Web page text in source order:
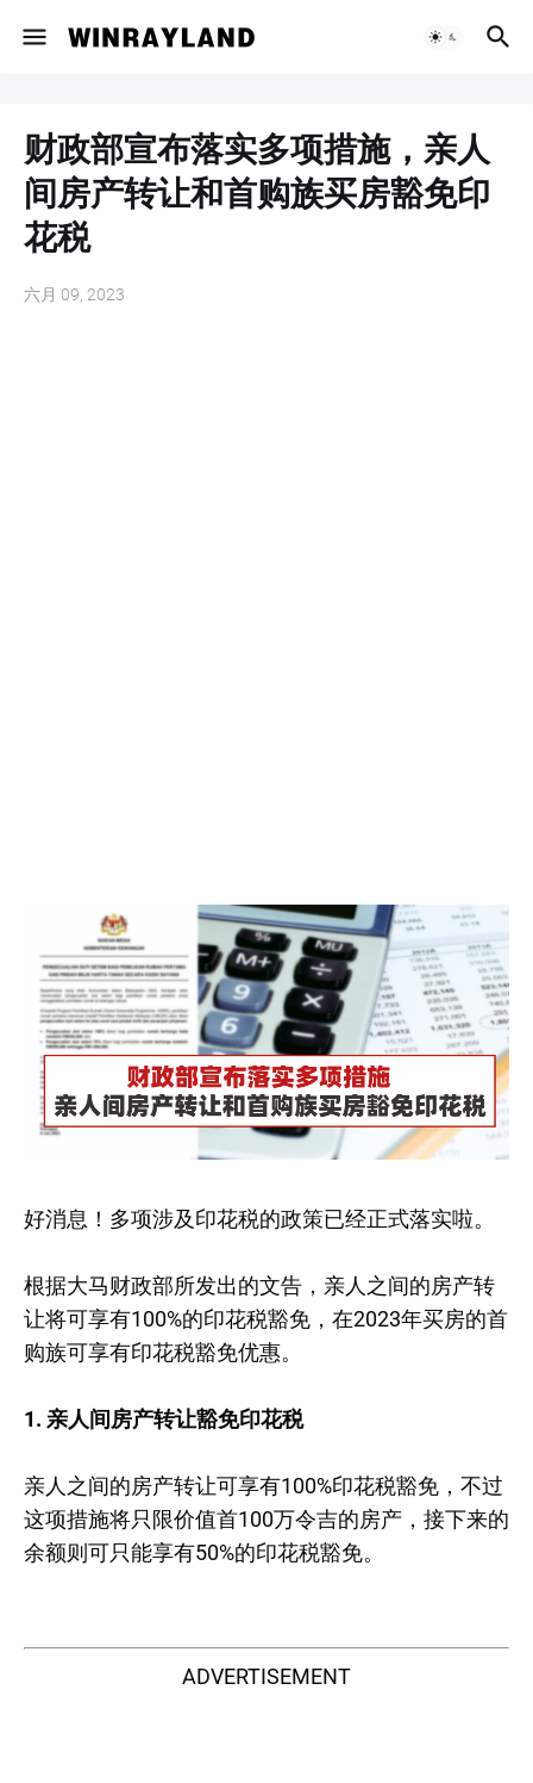
财政部宣布落实多项措施，亲人
间房产转让和首购族买房豁免印
花税
六月 09, 2023
好消息！多项涉及印花税的政策已经正式落实啦。
根据大马财政部所发出的文告，亲人之间的房产转
让将可享有100%的印花税豁免，在2023年买房的首
购族可享有印花税豁免优惠。
1. 亲人间房产转让豁免印花税
亲人之间的房产转让可享有100%印花税豁免，不过
这项措施将只限价值首100万令吉的房产，接下来的
余额则可只能享有50%的印花税豁免。
ADVERTISEMENT